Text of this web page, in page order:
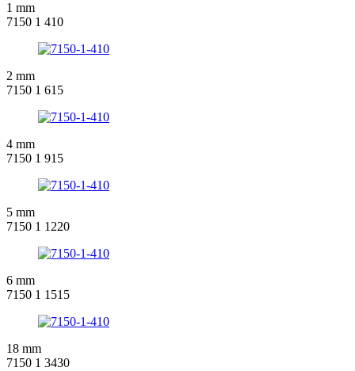
1 mm
7150 1 410
2 mm
7150 1 615
4 mm
7150 1 915
5 mm
7150 1 1220
6 mm
7150 1 1515
18 mm
7150 1 3430